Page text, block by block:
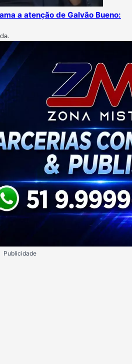
a atenção de Galvão Bueno:
Publicidade